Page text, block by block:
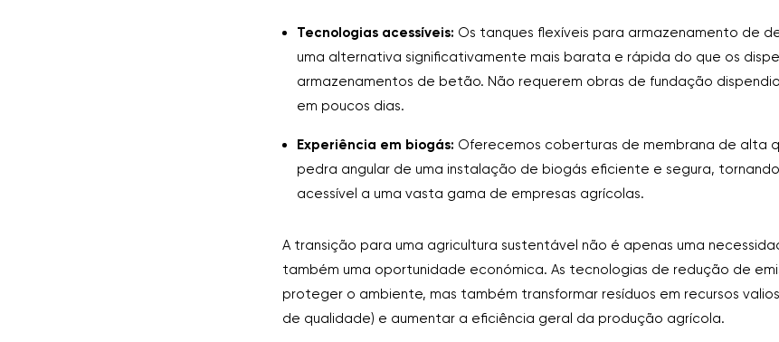
Tecnologias acessíveis: Os tanques flexíveis para armazenamento de
uma alternativa significativamente mais barata e rápida do que os
armazenamentos de betão. Não requerem obras de fundação
em poucos dias.
Experiência em biogás: Oferecemos coberturas de membrana de alta
pedra angular de uma instalação de biogás eficiente e segura,
acessível a uma vasta gama de empresas agrícolas.
A transição para uma agricultura sustentável não é apenas uma
também uma oportunidade económica. As tecnologias de redução de
proteger o ambiente, mas também transformar resíduos em recursos
de qualidade) e aumentar a eficiência geral da produção agrícola.